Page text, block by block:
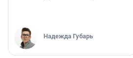
Надежда Губарь